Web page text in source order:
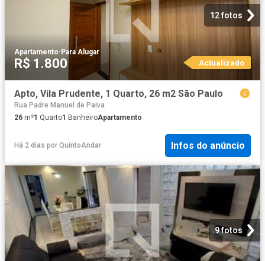
12 fotos
Apartamento· Para Alugar
R$ 1.800 Actualizado
Apto, Vila Prudente, 1 Quarto, 26 m2 São Paulo
Rua Padre Manuel de Paiva
26 m²1 Quarto1 BanheiroApartamento
Há 2 dias por QuintoAndar Infos do anúncio
9 fotos